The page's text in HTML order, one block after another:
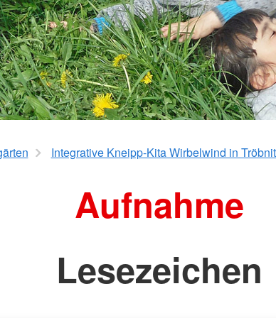
Integrative Kneipp-Kita Wirbelwind in
Aufnahme
Lesezeichen